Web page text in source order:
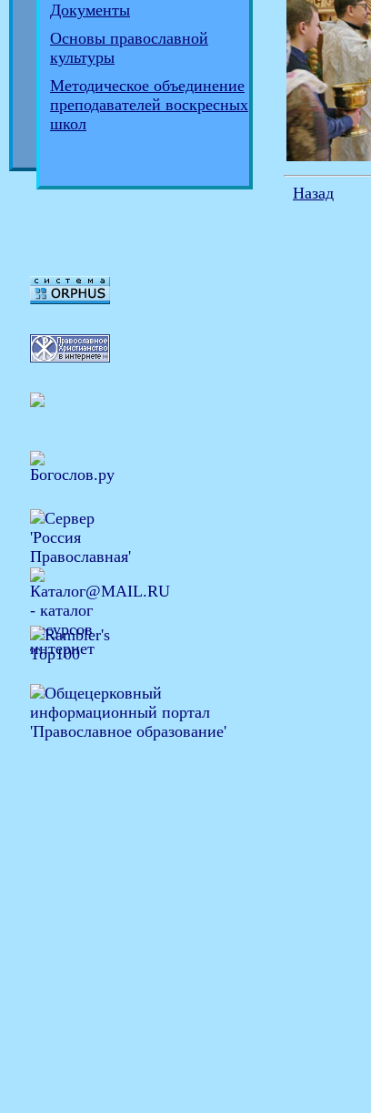
Документы
Основы православной
культуры
Методическое объединение
преподавателей воскресных
школ
Назад